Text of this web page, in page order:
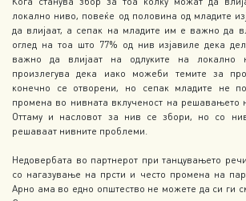
локално ниво, повеќе од половина од младите
да влијаат, а сепак на младите им е важно да
оглед на тоа што 77% од нив изјавиле дека
важно да влијаат на одлуките на локално
произлегува дека иако можеби темите за
конечно се отворени, но сепак младите не
промена во нивната вклученост на решавањето
Оттаму и насловот за нив се збори, но со
решаваат нивните проблеми.
Недовербата во партнерот при танцувањето
со нагазување на прсти и често промена на
Арно ама во едно општество не можете да си ги